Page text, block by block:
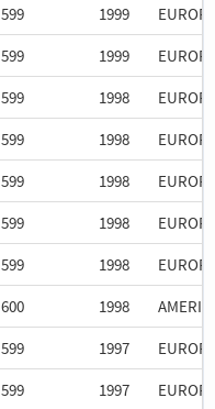
599 1999
599 1999
599 1998
599 1998
599 1998
599 1998
599 1998
600 1998
599 1997
599 1997